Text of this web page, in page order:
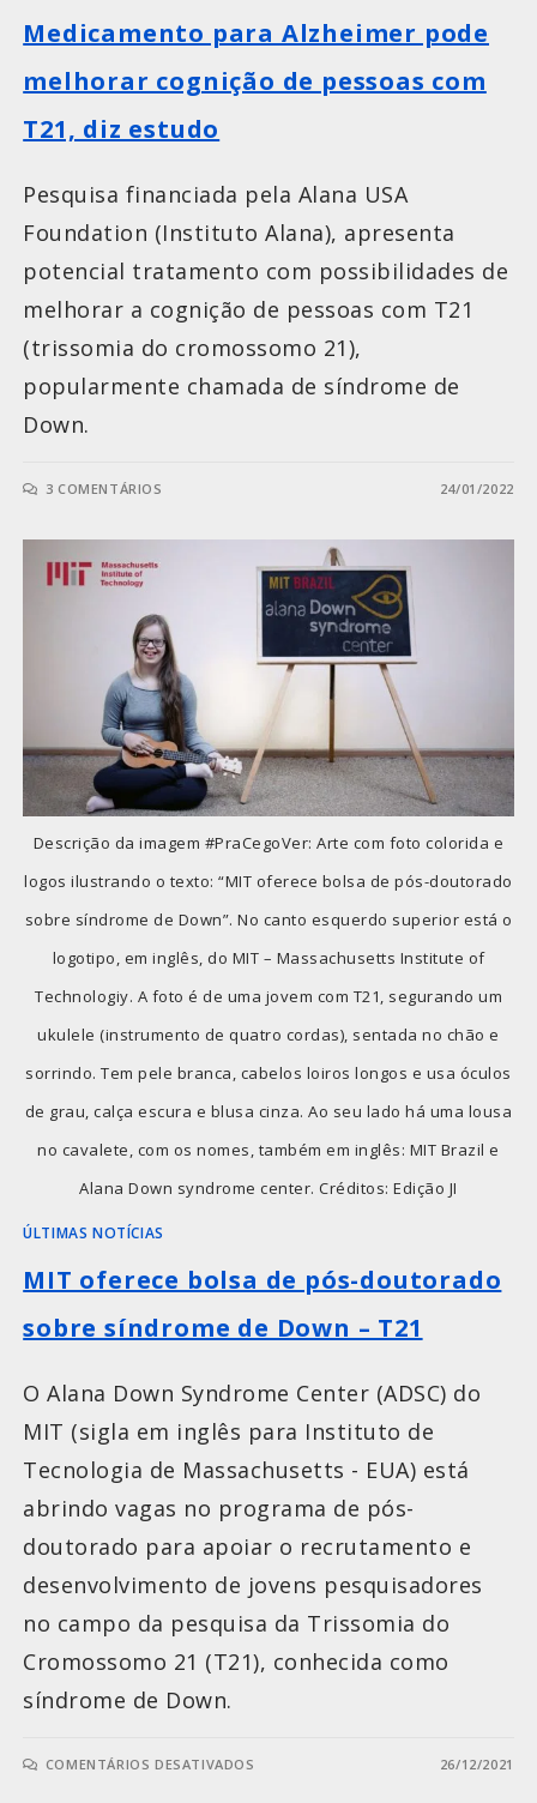
Medicamento para Alzheimer pode
melhorar cognição de pessoas com
T21, diz estudo
Pesquisa financiada pela Alana USA
Foundation (Instituto Alana), apresenta
potencial tratamento com possibilidades de
melhorar a cognição de pessoas com T21
(trissomia do cromossomo 21),
popularmente chamada de síndrome de
Down.
3 COMENTÁRIOS 24/01/2022
Descrição da imagem #PraCegoVer: Arte com foto colorida e
logos ilustrando o texto: “MIT oferece bolsa de pós-doutorado
sobre síndrome de Down”. No canto esquerdo superior está o
logotipo, em inglês, do MIT – Massachusetts Institute of
Technologiy. A foto é de uma jovem com T21, segurando um
ukulele (instrumento de quatro cordas), sentada no chão e
sorrindo. Tem pele branca, cabelos loiros longos e usa óculos
de grau, calça escura e blusa cinza. Ao seu lado há uma lousa
no cavalete, com os nomes, também em inglês: MIT Brazil e
Alana Down syndrome center. Créditos: Edição JI
ÚLTIMAS NOTÍCIAS
MIT oferece bolsa de pós-doutorado
sobre síndrome de Down – T21
O Alana Down Syndrome Center (ADSC) do
MIT (sigla em inglês para Instituto de
Tecnologia de Massachusetts - EUA) está
abrindo vagas no programa de pós-
doutorado para apoiar o recrutamento e
desenvolvimento de jovens pesquisadores
no campo da pesquisa da Trissomia do
Cromossomo 21 (T21), conhecida como
síndrome de Down.
COMENTÁRIOS DESATIVADOS 26/12/2021